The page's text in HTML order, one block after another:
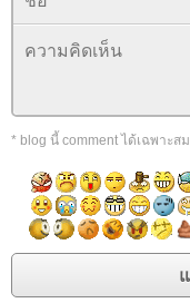
* blog นี้ comment ได้เฉพาะส